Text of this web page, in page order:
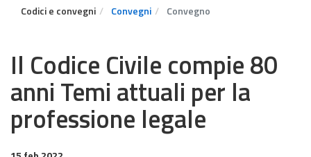
Codici e convegni Convegni Convegno
Il Codice Civile compie 80
anni Temi attuali per la
professione legale